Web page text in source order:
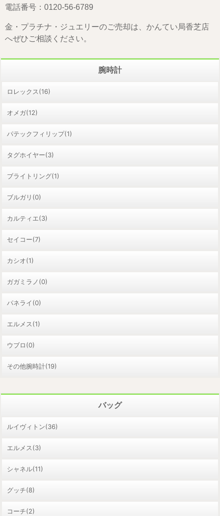
電話番号：0120-56-6789
金・プラチナ・ジュエリーのご売却は、かんてい局香芝店
へぜひご相談ください。
腕時計
ロレックス(16)
オメガ(12)
パテックフィリップ(1)
タグホイヤー(3)
ブライトリング(1)
ブルガリ(0)
カルティエ(3)
セイコー(7)
カシオ(1)
ガガミラノ(0)
パネライ(0)
エルメス(1)
ウブロ(0)
その他腕時計(19)
バッグ
ルイヴィトン(36)
エルメス(3)
シャネル(11)
グッチ(8)
コーチ(2)